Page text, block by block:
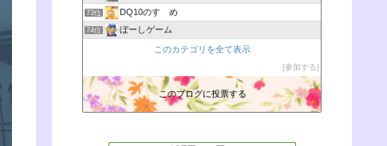
73位 DQ10のすゝめ
74位 ぼーしゲーム
このカテゴリを全て表示
参加する
このブログに投票する